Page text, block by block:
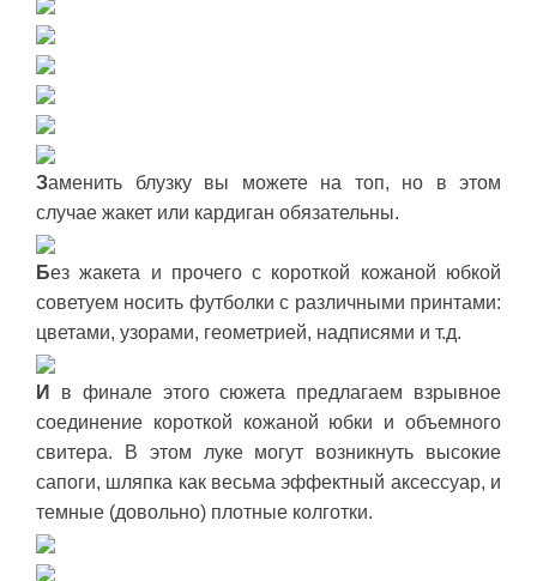
Заменить блузку вы можете на топ, но в этом
случае жакет или кардиган обязательны.
Без жакета и прочего с короткой кожаной юбкой
советуем носить футболки с различными принтами:
цветами, узорами, геометрией, надписями и т.д.
И
в финале этого сюжета предлагаем взрывное
соединение короткой кожаной юбки и объемного
свитера. В этом луке могут возникнуть высокие
сапоги, шляпка как весьма эффектный аксессуар, и
темные (довольно) плотные колготки.